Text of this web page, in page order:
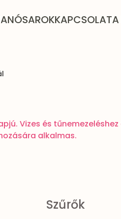
KAPCSOLAT
Vizes és
alkalmas.
Szűrők